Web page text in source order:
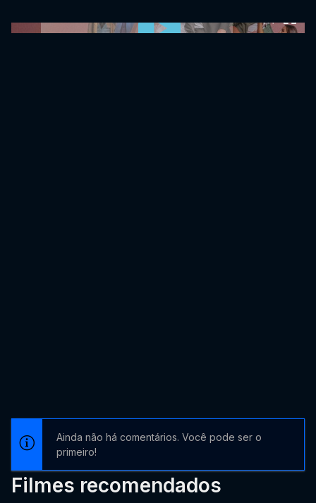
Ainda não há comentários. Você pode ser o
primeiro!
Filmes recomendados